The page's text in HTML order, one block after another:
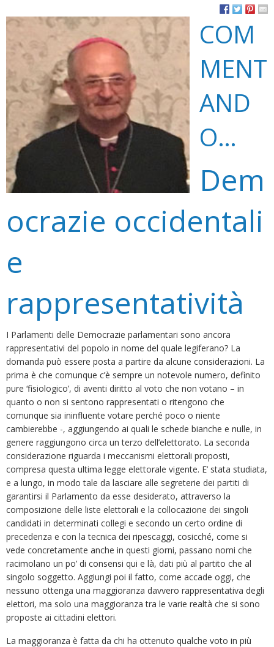
COM
MENT
AND
O…
Dem
ocrazie occidentali
e
rappresentatività
I Parlamenti delle Democrazie parlamentari sono ancora
rappresentativi del popolo in nome del quale legiferano? La
domanda può essere posta a partire da alcune considerazioni. La
prima è che comunque c’è sempre un notevole numero, definito
pure ‘fisiologico’, di aventi diritto al voto che non votano – in
quanto o non si sentono rappresentati o ritengono che
comunque sia ininfluente votare perché poco o niente
cambierebbe -, aggiungendo ai quali le schede bianche e nulle, in
genere raggiungono circa un terzo dell’elettorato. La seconda
considerazione riguarda i meccanismi elettorali proposti,
compresa questa ultima legge elettorale vigente. E’ stata studiata,
e a lungo, in modo tale da lasciare alle segreterie dei partiti di
garantirsi il Parlamento da esse desiderato, attraverso la
composizione delle liste elettorali e la collocazione dei singoli
candidati in determinati collegi e secondo un certo ordine di
precedenza e con la tecnica dei ripescaggi, cosicché, come si
vede concretamente anche in questi giorni, passano nomi che
racimolano un po’ di consensi qui e là, dati più al partito che al
singolo soggetto. Aggiungi poi il fatto, come accade oggi, che
nessuno ottenga una maggioranza davvero rappresentativa degli
elettori, ma solo una maggioranza tra le varie realtà che si sono
proposte ai cittadini elettori.
La maggioranza è fatta da chi ha ottenuto qualche voto in più